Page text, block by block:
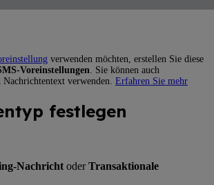
verwenden möchten, erstellen Sie diese
Voreinstellungen . Sie können auch
Nachrichtentext verwenden. Erfahren Sie mehr
festlegen
Nachricht oderTransaktionale